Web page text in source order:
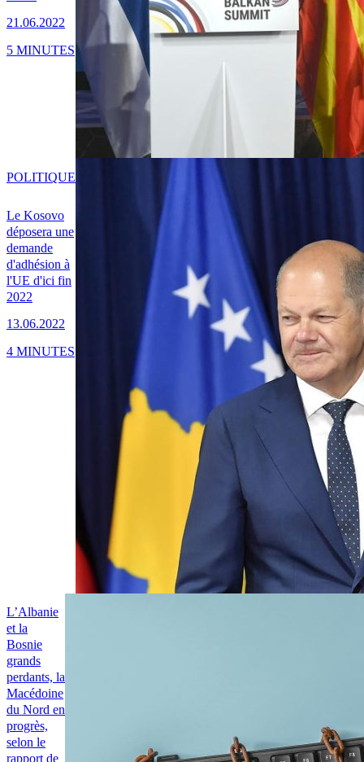
21.06.2022
5 MINUTES
Le Kosovo
déposera une
demande
d'adhésion à
l'UE d'ici fin
2022
13.06.2022
POLITIQUE
4 MINUTES
L’Albanie
et la
Bosnie
grands
perdants, la
Macédoine
du Nord en
progrès,
selon le
rapport de